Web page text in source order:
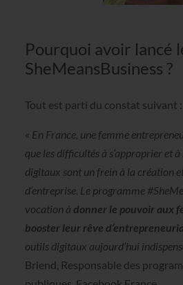
Pourquoi avoir lancé
SheMeansBusiness ?
Tout est parti du constat suivant :
« En France, une femme
que les difficultés à s’approprier et
digitaux sont un frein à la création
d’entreprise. Le programme
vocation à donner le pouvoir aux
booster leur rêve
outils digitaux aujourd’hui
Briend, Responsable des